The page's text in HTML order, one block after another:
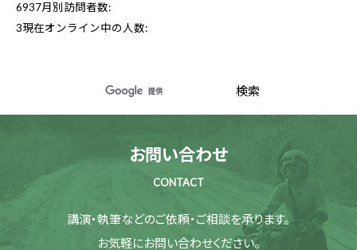
6937月別訪問者数:
3現在オンライン中の人数:
お問い合わせ
CONTACT
講演・執筆などのご依頼・ご相談を承ります。
お気軽にお問い合わせください。